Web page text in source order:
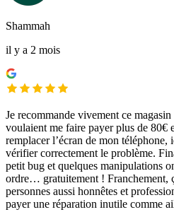
Shammah
il y a 2 mois
Je recommande vivement ce
voulaient me faire payer plus de 80€
remplacer l’écran de mon
vérifier correctement le problème.
petit bug et quelques manipulations
ordre… gratuitement ! Franchement,
personnes aussi honnêtes et
payer une réparation inutile comme